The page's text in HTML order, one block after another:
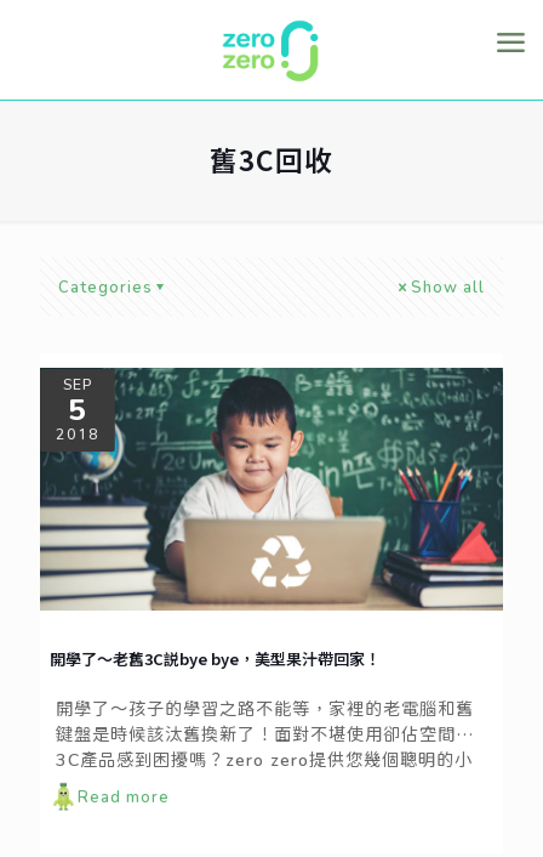
舊3C回收
Categories Show all
SEP
5
2018
開學了～老舊3C説bye bye，美型果汁帶回家！
開學了～孩子的學習之路不能等，家裡的老電腦和舊
鍵盤是時候該汰舊換新了！面對不堪使用卻佔空間的
3C產品感到困擾嗎？zero zero提供您幾個聰明的小
招數，讓您輕鬆斷捨離，不只跟討人厭的舊物say
goodbye，還有機會獲得 #隨我型果汁機 和 #保溫便
Read more